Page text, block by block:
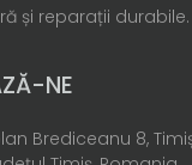
și reparații durabile.
NE
Brediceanu 8,